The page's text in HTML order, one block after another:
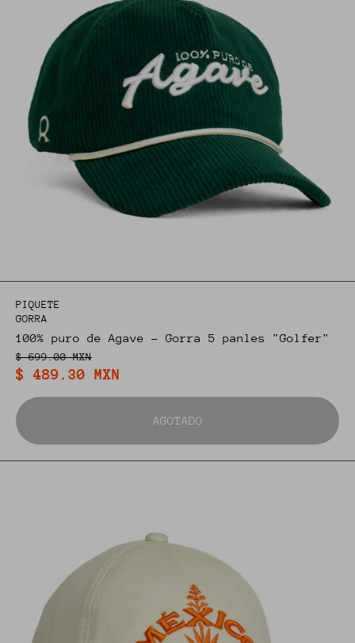
PIQUETE
GORRA
100% puro de Agave - Gorra 5 panles "Golfer"
$ 699.00 MXN
$ 489.30 MXN
AGOTADO